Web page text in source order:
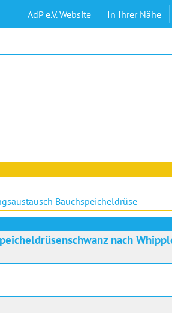
AdP e.V. Website In Ihrer Nähe
Bauchspeicheldrüse
nach